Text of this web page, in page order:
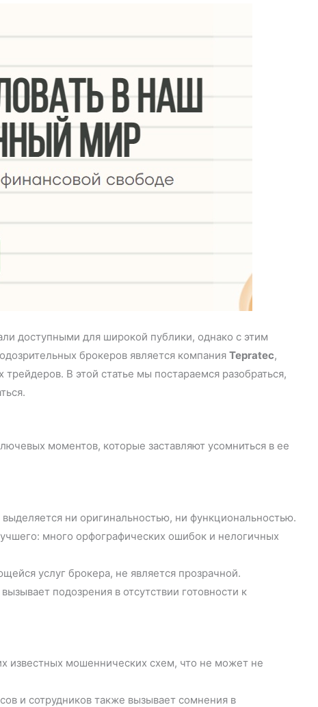
доступными для широкой публики, однако с этим
брокеров является компанияTepratec,
В этой статье мы постараемся разобраться,
моментов, которые заставляют усомниться в ее
ни оригинальностью, ни функциональностью.
много орфографических ошибок и нелогичных
услуг брокера, не является прозрачной.
подозрения в отсутствии готовности к
известных мошеннических схем, что не может не
и сотрудников также вызывает сомнения в